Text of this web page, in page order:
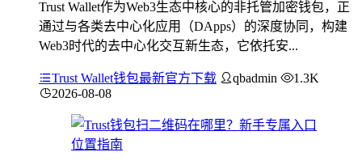
Trust Wallet作为Web3生态中核心的非托管加密钱包，正
通过与各类去中心化应用（DApps）的深度协同，构建
Web3时代的去中心化交互新生态，它依托安...
Trust Wallet钱包最新官方下载 qbadmin
1.3K
2026-08-08